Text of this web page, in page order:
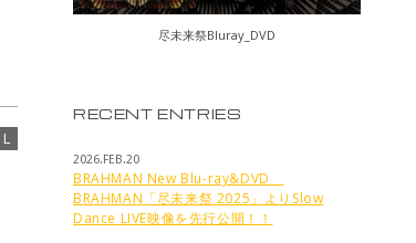
尽未来祭Bluray_DVD
RECENT ENTRIES
2026.FEB.20
BRAHMAN New Blu-ray&DVD
BRAHMAN「尽未来祭 2025」よりSlow
Dance LIVE映像を先行公開！！
L